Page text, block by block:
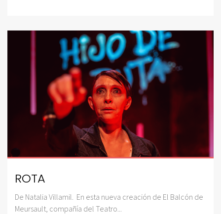
ROTA
De Natalia Villamil. En esta nueva creación de El Balcón de
Meursault, compañía del Teatro...